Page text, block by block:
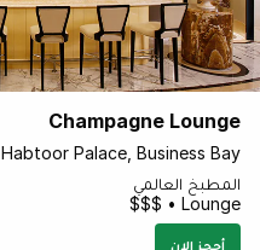
Champagne Lounge
Habtoor Palace, Business Bay
المطبخ العالمي
Lounge • $$$
أحجز الان